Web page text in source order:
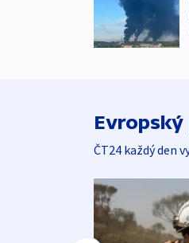
ČT24 každý den